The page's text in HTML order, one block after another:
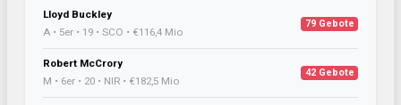
Lloyd Buckley
A • 5er • 19 • SCO • €116,4 Mio
79 Gebote
Robert McCrory
M • 6er • 20 • NIR • €182,5 Mio
42 Gebote